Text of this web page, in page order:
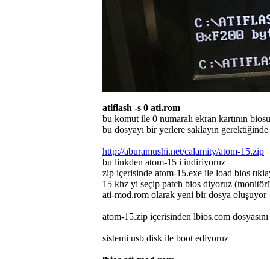
atiflash -s 0 ati.rom
bu komut ile 0 numaralı ekran kartının
bu dosyayı bir yerlere saklayın
http://aburamushi.net/calamity/atom-15.zip
bu linkden atom-15 i indiriyoruz
zip içerisinde atom-15.exe ile load bios
15 khz yi seçip patch bios diyoruz
ati-mod.rom olarak yeni bir dosya oluşuyor
atom-15.zip içerisinden lbios.com
sistemi usb disk ile boot ediyoruz